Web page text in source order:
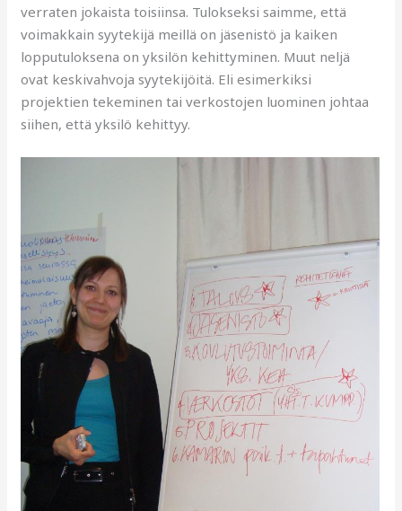
verraten jokaista toisiinsa. Tulokseksi saimme, että
voimakkain syytekijä meillä on jäsenistö ja kaiken
lopputuloksena on yksilön kehittyminen. Muut neljä
ovat keskivahvoja syytekijöitä. Eli esimerkiksi
projektien tekeminen tai verkostojen luominen johtaa
siihen, että yksilö kehittyy.